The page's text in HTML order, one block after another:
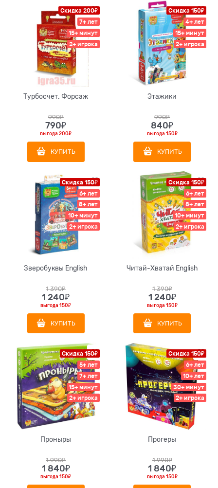
Скидка 200₽
7+ лет
15+ минут
2+ игрока
Турбосчет. Форсаж
990₽
790₽
выгода200₽
КУПИТЬ
Скидка 150₽
4+ лет
15+ минут
2+ игрока
Этажики
990₽
840₽
выгода 150₽
КУПИТЬ
Скидка 150₽
6+ лет
8+ лет
10+ минут
2+ игрока
Зверобуквы English
1 390₽
1 240₽
выгода150₽
КУПИТЬ
Скидка 150₽
6+ лет
8+ лет
10+ минут
2+ игрока
Читай-Хватай English
1 390₽
1 240₽
выгода 150₽
КУПИТЬ
Скидка 150₽
5+ лет
7+ лет
15+ минут
2+ игрока
Проныры
1 990₽
1 840₽
выгода150₽
Скидка 150₽
6+ лет
10+ лет
30+ минут
2+ игрока
Прогеры
1 990₽
1 840₽
выгода 150₽